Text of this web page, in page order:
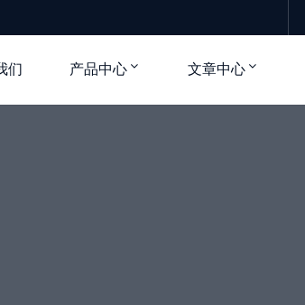
们 产品中心 文章中心